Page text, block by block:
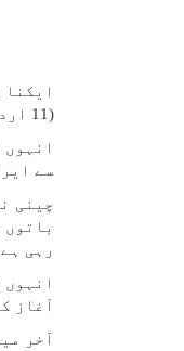
(11 اردیبهشت) کو ایک پریس کانفرنس میں کہا کہ چین کا مؤقف آبنائے ہرمز کو جلد از جلد دوبارہ کھولنے کا ہے۔
سے
چینی
رہی
آغاز
آخر